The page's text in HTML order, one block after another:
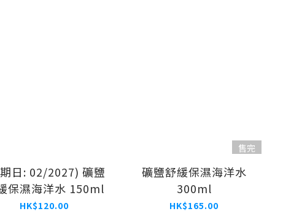
日: 02/2027) 礦鹽
保濕海洋水 150ml
HK$120.00
售完
礦鹽舒緩保濕海洋水
300ml
HK$165.00